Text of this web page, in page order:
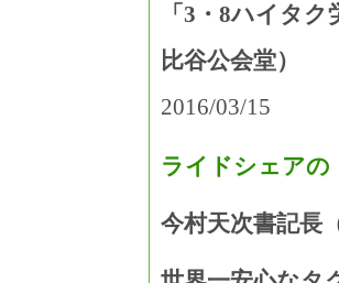
「3・8ハイタ
比谷公会堂）
2016/03/15
ライドシェアの
今村天次書記長